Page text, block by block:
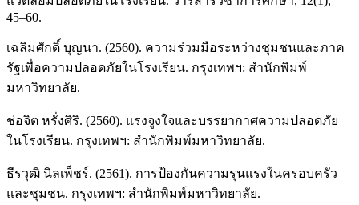
45–60.
เฉลิมศักดิ์ บุญนา. (2560). ความร่วมมือระหว่างชุมชนและภาค
รัฐเพื่อความปลอดภัยในโรงเรียน. กรุงเทพฯ: สำนักพิมพ์
มหาวิทยาลัย.
ช่อจิต หรั่งศิริ. (2560). แรงจูงใจและบรรยากาศความปลอดภัย
ในโรงเรียน. กรุงเทพฯ: สำนักพิมพ์มหาวิทยาลัย.
ธีรวุฒิ นิลเพ็ชร์. (2561). การป้องกันความรุนแรงในครอบครัว
และชุมชน. กรุงเทพฯ: สำนักพิมพ์มหาวิทยาลัย.